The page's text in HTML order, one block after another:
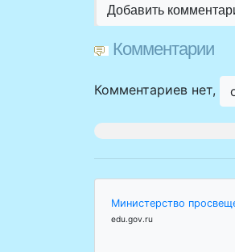
Добавить
Комментарии
Комментариев нет,
Министерство
edu.gov.ru